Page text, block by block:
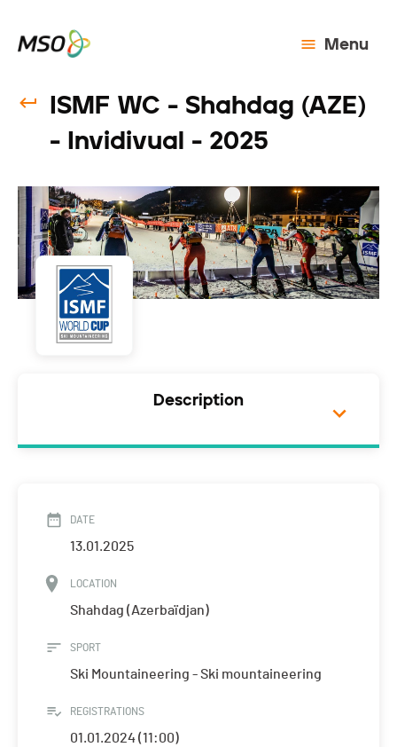
Menu
ISMF WC - Shahdag (AZE)
- Invidivual - 2025
Description
DATE
13.01.2025
LOCATION
Shahdag (Azerbaïdjan)
SPORT
Ski Mountaineering - Ski mountaineering
REGISTRATIONS
01.01.2024 (11:00)